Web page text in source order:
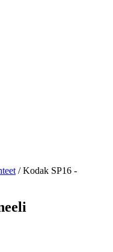
/ Kodak SP16 -